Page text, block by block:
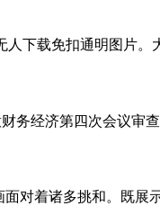
下载免扣通明图片。
务经济第四次会议审
对着诸多挑和。既展